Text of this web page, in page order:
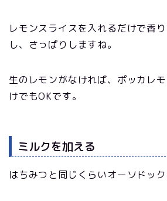
レモンスライスを入れるだけで香
し、さっぱりしますね。
生のレモンがなければ、ポッカレ
けでもOKです。
ミルクを加える
はちみつと同じくらいオーソドック